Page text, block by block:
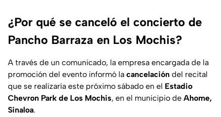
¿Por qué se canceló el concierto de
Pancho Barraza en Los Mochis?
A través de un comunicado, la empresa encargada de la
promoción del evento informó la cancelación del recital
que se realizaría este próximo sábado en el Estadio
Chevron Park de Los Mochis, en el municipio de Ahome,
Sinaloa.